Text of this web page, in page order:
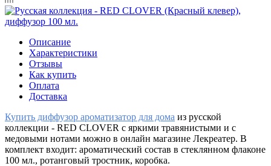
Описание
Характеристики
Отзывы
Как купить
Оплата
Доставка
Купить диффузор ароматизатор для дома из русской
коллекции - RED CLOVER с яркими травянистыми и с
медовыми нотами можно в онлайн магазине Лекреатер. В
комплект входит: ароматический состав в стеклянном флаконе
100 мл., ротанговый тростник, коробка.